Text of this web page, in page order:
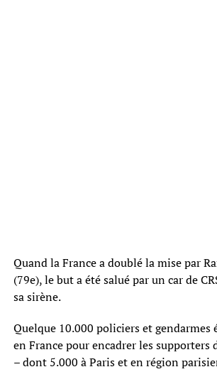
Quand la France a doublé la mise par
(79e), le but a été salué par un car de
sa sirène.
Quelque 10.000 policiers et
en France pour encadrer les supporters
– dont 5.000 à Paris et en région